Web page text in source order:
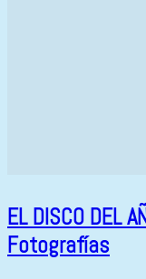
EL DISCO DEL
Fotografías